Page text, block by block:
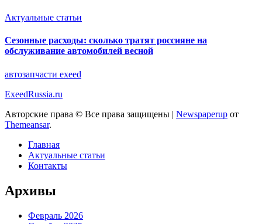
Актуальные статьи
Сезонные расходы: сколько тратят россияне на
обслуживание автомобилей весной
автозапчасти exeed
ExeedRussia.ru
Авторские права © Все права защищены | Newspaperup от
Themeansar.
Главная
Актуальные статьи
Контакты
Архивы
Февраль 2026